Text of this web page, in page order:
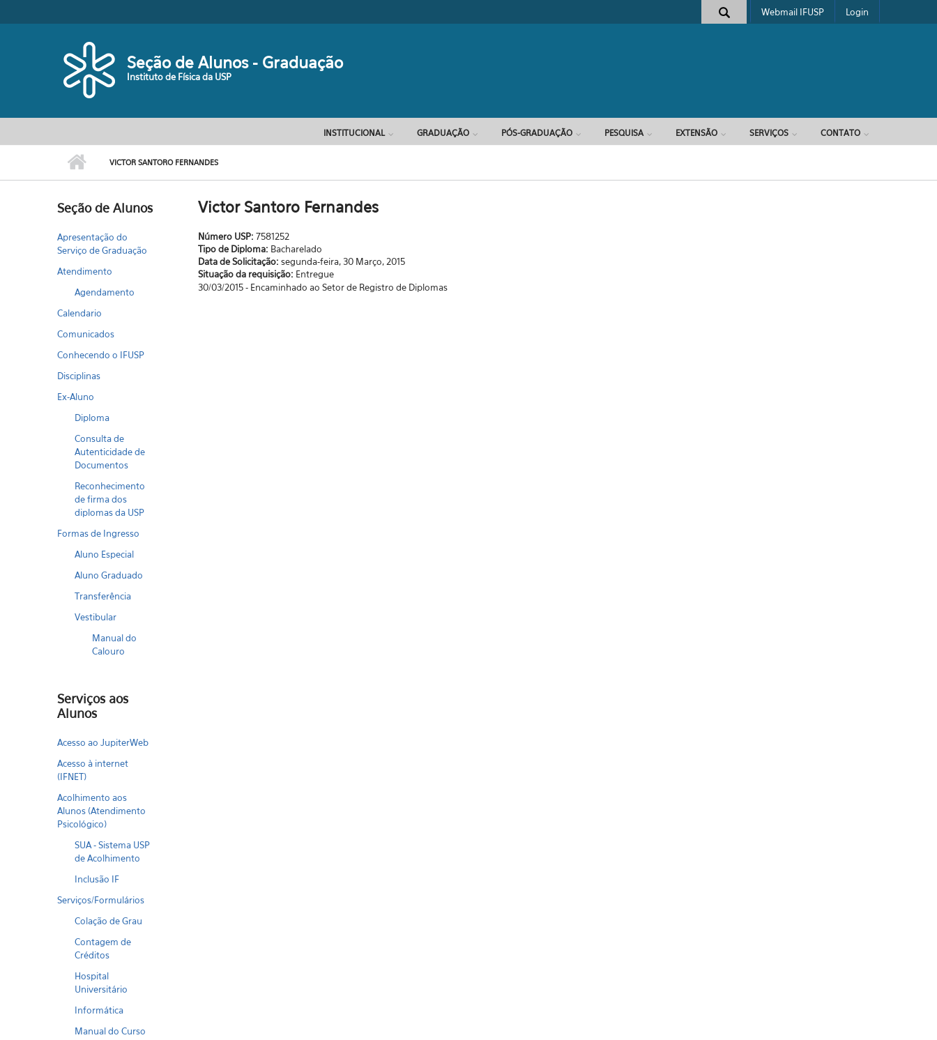
Formulário de busca
Webmail IFUSP Login
Seção de Alunos - Graduação
Instituto de Física da USP
INSTITUCIONAL GRADUAÇÃO PÓS-GRADUAÇÃO PESQUISA EXTENSÃO SERVIÇOS CONTATO
VICTOR SANTORO FERNANDES
Seção de Alunos
Apresentação do
Serviço de Graduação
Atendimento
Agendamento
Calendario
Comunicados
Conhecendo o IFUSP
Disciplinas
Ex-Aluno
Diploma
Consulta de
Autenticidade de
Documentos
Reconhecimento
de firma dos
diplomas da USP
Formas de Ingresso
Aluno Especial
Aluno Graduado
Transferência
Vestibular
Manual do
Calouro
Serviços aos
Alunos
Acesso ao JupiterWeb
Acesso à internet
(IFNET)
Acolhimento aos
Alunos (Atendimento
Psicológico)
SUA - Sistema USP
de Acolhimento
Inclusão IF
Serviços/Formulários
Colação de Grau
Contagem de
Créditos
Hospital
Universitário
Informática
Manual do Curso
Victor Santoro Fernandes
Número USP: 7581252
Tipo de Diploma: Bacharelado
Data de Solicitação: segunda-feira, 30 Março, 2015
Situação da requisição: Entregue
30/03/2015 - Encaminhado ao Setor de Registro de Diplomas